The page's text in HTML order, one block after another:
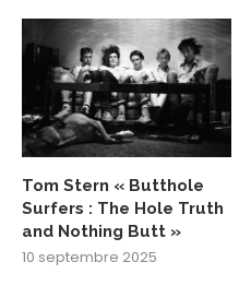
Tom Stern « Butthole
Surfers : The Hole Truth
and Nothing Butt »
10 septembre 2025